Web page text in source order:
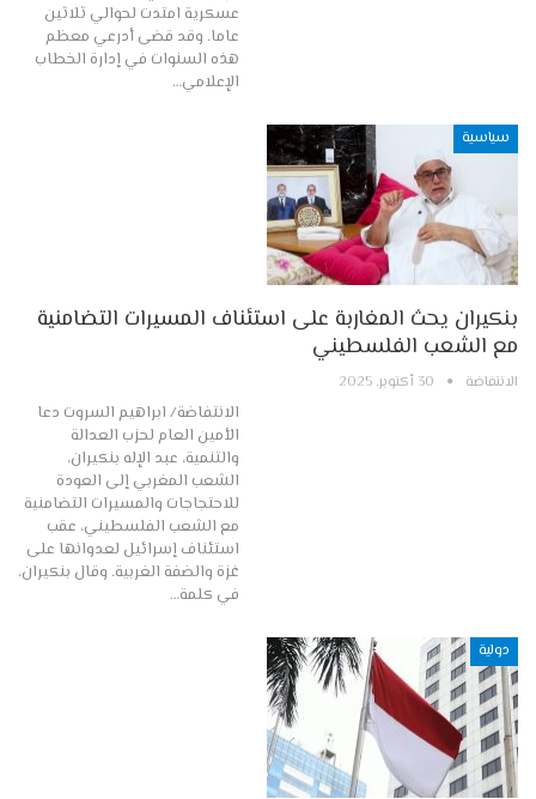
عسكرية امتدت لحوالي ثلاثين
عاما. وقد قضى أدرعي معظم
هذه السنوات في إدارة الخطاب
الإعلامي…
سياسية
بنكيران يحث المغاربة على استئناف المسيرات التضامنية
مع الشعب الفلسطيني
الانتفاضة 30 أكتوبر, 2025
الانتفاضة/ ابراهيم السروت دعا
الأمين العام لحزب العدالة
والتنمية، عبد الإله بنكيران،
الشعب المغربي إلى العودة
للاحتجاجات والمسيرات التضامنية
مع الشعب الفلسطيني، عقب
استئناف إسرائيل لعدوانها على
غزة والضفة الغربية. وقال بنكيران،
في كلمة…
دولية